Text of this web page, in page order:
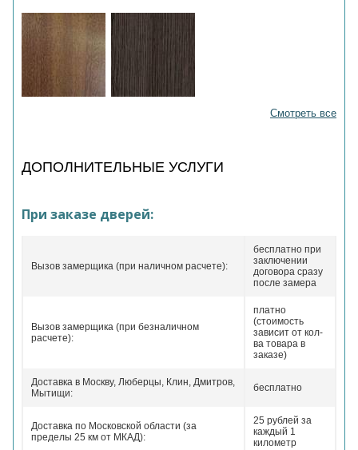
Смотреть все
ДОПОЛНИТЕЛЬНЫЕ УСЛУГИ
При заказе дверей:
Вызов замерщика (при наличном расчете):
бесплатно при
заключении
договора сразу
после замера
Вызов замерщика (при безналичном
расчете):
платно
(стоимость
зависит от кол-
ва товара в
заказе)
Доставка в Москву, Люберцы, Клин, Дмитров,
Мытищи:
бесплатно
Доставка по Московской области (за
пределы 25 км от МКАД):
25 рублей за
каждый 1
километр